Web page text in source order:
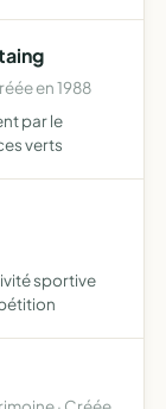
en 1988
par le
verts
sportive